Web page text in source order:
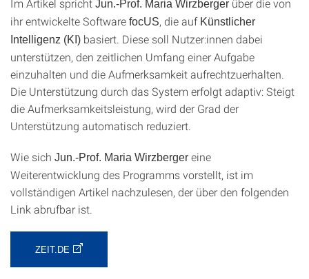
Im Artikel spricht Jun.-Prof. Maria Wirzberger über die von
ihr entwickelte Software focUS, die auf Künstlicher
Intelligenz (KI) basiert. Diese soll Nutzer:innen dabei
unterstützen, den zeitlichen Umfang einer Aufgabe
einzuhalten und die Aufmerksamkeit aufrechtzuerhalten.
Die Unterstützung durch das System erfolgt adaptiv: Steigt
die Aufmerksamkeitsleistung, wird der Grad der
Unterstützung automatisch reduziert.
Wie sich Jun.-Prof. Maria Wirzberger eine
Weiterentwicklung des Programms vorstellt, ist im
vollständigen Artikel nachzulesen, der über den folgenden
Link abrufbar ist.
ZEIT.DE